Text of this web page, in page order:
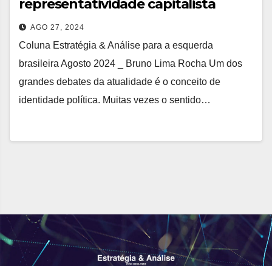
representatividade capitalista
AGO 27, 2024
Coluna Estratégia & Análise para a esquerda
brasileira Agosto 2024 _ Bruno Lima Rocha Um dos
grandes debates da atualidade é o conceito de
identidade política. Muitas vezes o sentido…